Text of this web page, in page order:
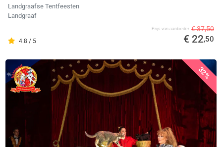
Landgraafse Tentfeesten
Landgraaf
4.8 / 5
Prijs van aanbieder € 37,50
€ 22,50
32%